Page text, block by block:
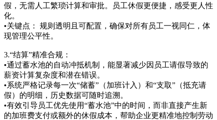
假，无需人工繁琐计算和审批。员工休假更便捷，感受更人性
化。
•关键点： 规则透明且可配置，确保对所有员工一视同仁，体
现管理公平性。
3.“结算”精准合规：
•通过蓄水池的自动冲抵机制，能显著减少因员工请假导致的
薪资计算复杂度和潜在错误。
•系统严格记录每一次“储蓄”（加班计入）和“支取”（抵充请
假）的明细，历史数据可随时追溯。
•有效引导员工优先使用“蓄水池”中的时间，而非直接产生新
的加班费支付或额外的休假成本，帮助企业更精准地控制劳动